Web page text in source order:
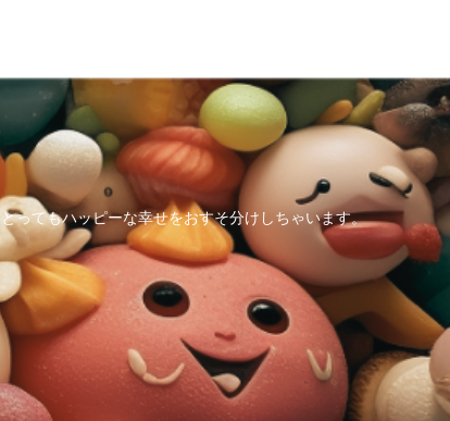
ってもハッピーな幸せをおすそ分けしちゃいます。